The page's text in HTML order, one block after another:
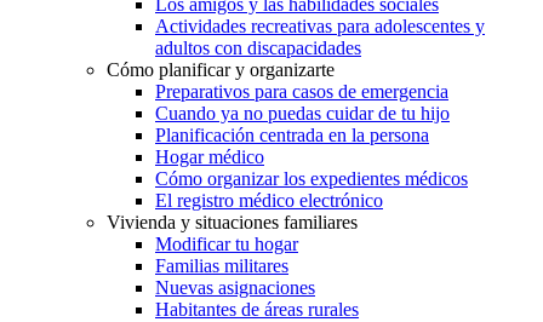
Actividades recreativas para adolescentes y
adultos con discapacidades
Cómo planificar y organizarte
Preparativos para casos de emergencia
Cuando ya no puedas cuidar de tu hijo
Planificación centrada en la persona
Hogar médico
Cómo organizar los expedientes médicos
El registro médico electrónico
Vivienda y situaciones familiares
Modificar tu hogar
Familias militares
Nuevas asignaciones
Habitantes de áreas rurales